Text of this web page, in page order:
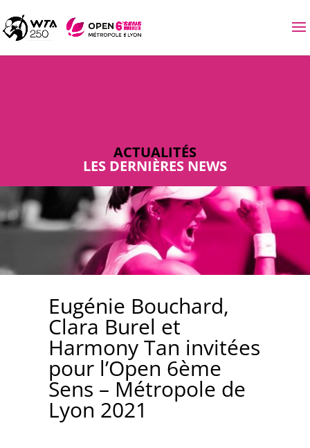
ACTUALITÉS
LES DERNIÈRES NEWS
Eugénie Bouchard,
Clara Burel et
Harmony Tan invitées
pour l’Open 6ème
Sens – Métropole de
Lyon 2021